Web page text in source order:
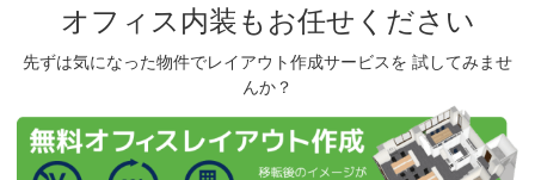
オフィス内装もお任せください
先ずは気になった物件でレイアウト作成サービスを 試してみませ
んか？